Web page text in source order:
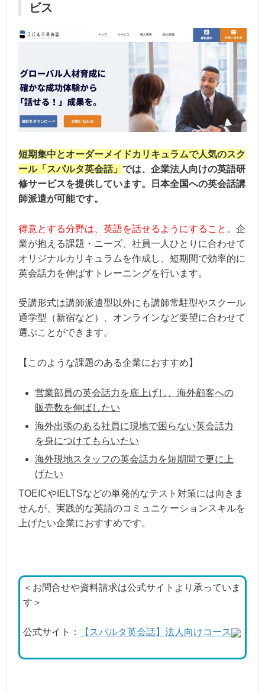
ビス
短期集中とオーダーメイドカリキュラムで人気のスク
ール「スパルタ英会話」 では、企業法人向けの英語研
修サービスを提供しています。日本全国への英会話講
師派遣が可能です。
得意とする分野は、英語を話せるようにすること 。企
業が抱える課題・ニーズ、社員一人ひとりに合わせて
オリジナルカリキュラムを作成し、短期間で効率的に
英会話力を伸ばすトレーニングを行います。
受講形式は講師派遣型以外にも講師常駐型やスクール
通学型（新宿など）、オンラインなど要望に合わせて
選ぶことができます。
【このような課題のある企業におすすめ】
営業部員の英会話力を底上げし、海外顧客への
販売数を伸ばしたい
海外出張のある社員に現地で困らない英会話力
を身につけてもらいたい
海外現地スタッフの英会話力を短期間で更に上
げたい
TOEICやIELTSなどの単発的なテスト対策には向きま
せんが、実践的な英語のコミュニケーションスキルを
上げたい企業におすすめです。
＜お問合せや資料請求は公式サイトより承っていま
す＞
公式サイト： 【スパルタ英会話】法人向けコース